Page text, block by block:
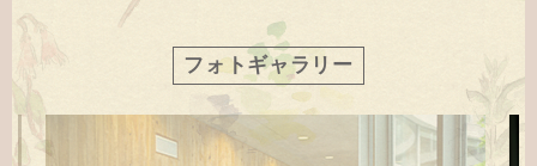
フォトギャラリー